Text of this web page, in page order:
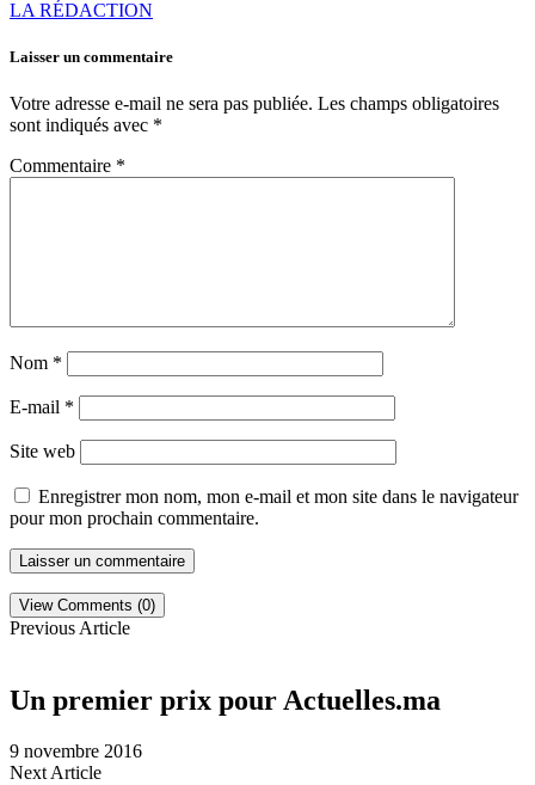
LA RÉDACTION
Laisser un commentaire
Votre adresse e-mail ne sera pas publiée. Les champs obligatoires
sont indiqués avec *
Commentaire *
Nom *
E-mail *
Site web
Enregistrer mon nom, mon e-mail et mon site dans le navigateur
pour mon prochain commentaire.
View Comments (0)
Previous Article
Un premier prix pour Actuelles.ma
9 novembre 2016
Next Article